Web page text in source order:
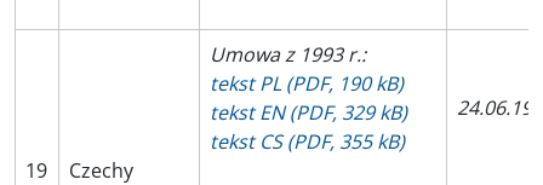
19 Czechy
Umowa z 1993 r.:
tekst PL (PDF, 190 kB)
tekst EN (PDF, 329 kB)
tekst CS (PDF, 355 kB)